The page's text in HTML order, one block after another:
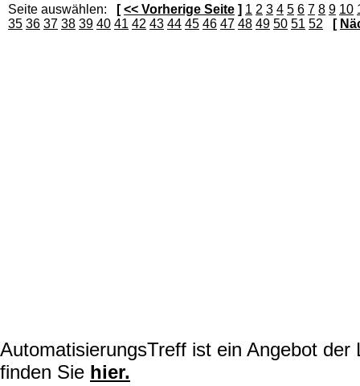
Seite auswählen: [<< Vorherige Seite ] 1 2 3 4 5 6 7 8 9 10
35 36 37 38 39 40 41 42 43 44 45 46 47 48 49 50 51 52 [
AutomatisierungsTreff ist ein Angebot
finden Sie hier.